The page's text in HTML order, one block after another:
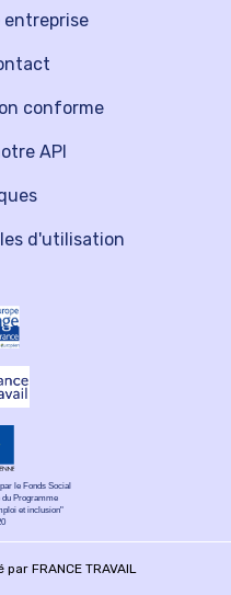
entreprise
API
conforme
d'utilisation
le Fonds Social
du Programme
et inclusion"
FRANCE TRAVAIL